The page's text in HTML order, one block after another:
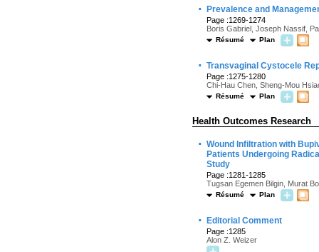
· Prevalence and
Page :1269-1274
Boris Gabriel, Joseph Nassif,
Résumé Plan
· Transvaginal Cystocele
Page :1275-1280
Chi-Hau Chen, Sheng-Mou
Résumé Plan
Health Outcomes Research
· Wound Infiltration with
Patients Undergoing
Study
Page :1281-1285
Tugsan Egemen Bilgin, Murat
Résumé Plan
· Editorial Comment
Page :1285
Alon Z. Weizer